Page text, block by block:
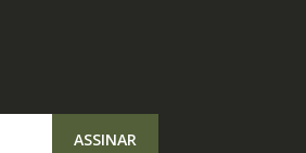
ASSINAR